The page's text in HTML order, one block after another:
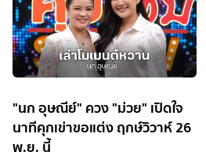
"นก อุษณีย์" ควง "ม่วย" เปิดใจ
นาทีคุกเข่าขอแต่ง ฤกษ์วิวาห์ 26
พ.ย. นี้